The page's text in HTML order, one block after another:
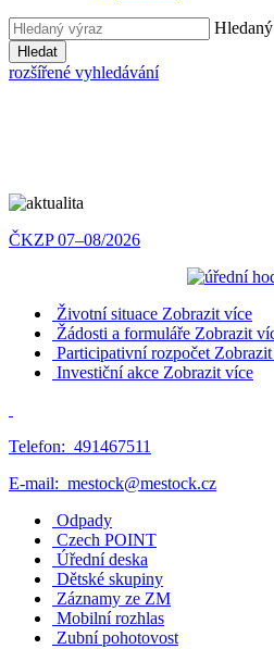
Hledat
rozšířené vyhledávání
ČKZP 07–08/2026
Životní situace Zobrazit více
Žádosti a formuláře Zobrazit
Participativní rozpočet
Investiční akce Zobrazit více
Telefon: 491467511
E-mail: mestock@mestock.cz
Odpady
Czech POINT
Úřední deska
Dětské skupiny
Záznamy ze ZM
Mobilní rozhlas
Zubní pohotovost